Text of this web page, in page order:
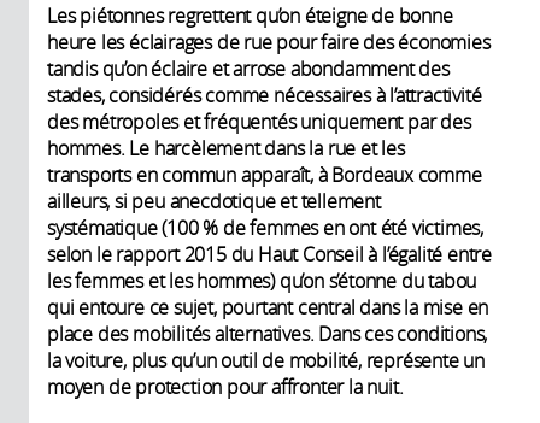
Les piétonnes regrettent qu’on éteigne de bonne
heure les éclairages de rue pour faire des économies
tandis qu’on éclaire et arrose abondamment des
stades, considérés comme nécessaires à l’attractivité
des métropoles et fréquentés uniquement par des
hommes. Le harcèlement dans la rue et les
transports en commun apparaît, à Bordeaux comme
ailleurs, si peu anecdotique et tellement
systématique (100 % de femmes en ont été victimes,
selon le rapport 2015 du Haut Conseil à l’égalité entre
les femmes et les hommes) qu’on s’étonne du tabou
qui entoure ce sujet, pourtant central dans la mise en
place des mobilités alternatives. Dans ces conditions,
la voiture, plus qu’un outil de mobilité, représente un
moyen de protection pour affronter la nuit.